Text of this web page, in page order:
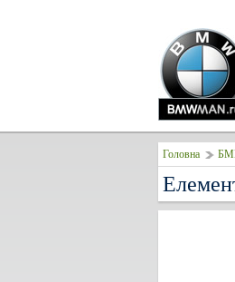
Головна